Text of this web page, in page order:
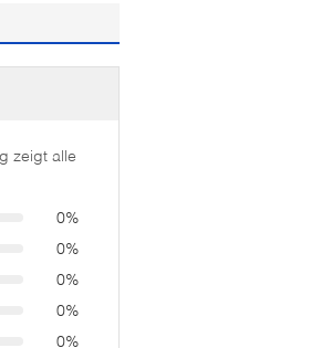
zeigt alle
0%
0%
0%
0%
0%